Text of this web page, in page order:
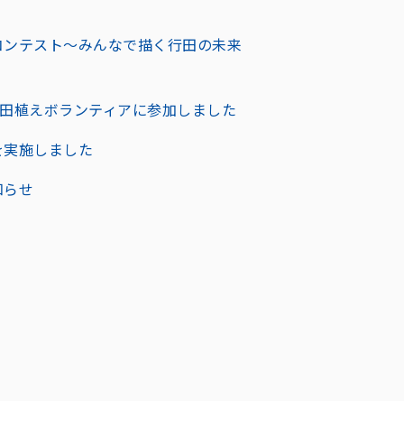
テスト～みんなで描く行田の未来
植えボランティアに参加しました
施しました
せ